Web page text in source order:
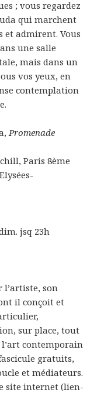
; vous regardez
qui marchent
et admirent. Vous
une salle
mais dans un
vos yeux, en
contemplation
Promenade
Paris 8ème
jsq 23h
l’artiste, son
il conçoit et
sur place, tout
contemporain
gratuits,
et médiateurs.
site internet (lien-